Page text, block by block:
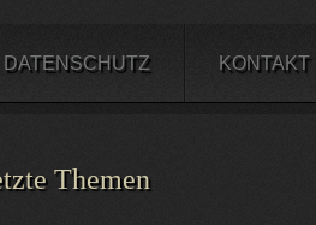
DATENSCHUTZ KONTAKT
Themen